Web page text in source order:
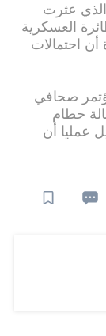
عثرت
العسكرية
معتبرة أن احتمالات
صحافي
حطام
عمليا أن